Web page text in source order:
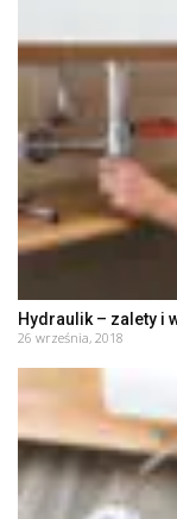
Hydraulik – zalety i
26 września, 2018